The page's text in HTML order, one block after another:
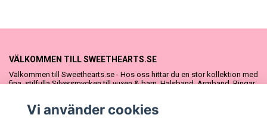
VÄLKOMMEN TILL SWEETHEARTS.SE
Välkommen till Sweethearts.se - Hos oss hittar du en stor kollektion med
fina, stilfulla Silversmycken till vuxen & barn. Halsband, Armband, Ringar
vår söta Sweethearts kolllektion med barnsmycken, tyllkjolar &
Vi använder cookies